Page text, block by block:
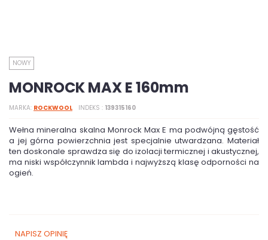
NOWY
MONROCK MAX E 160mm
MARKA ROCKWOOL INDEKS 139315160
Wełna mineralna skalna Monrock Max E ma podwójną gęstość
a jej górna powierzchnia jest specjalnie utwardzana. Materiał
ten doskonale sprawdza się do izolacji termicznej i akustycznej,
ma niski współczynnik lambda i najwyższą klasę odporności na
ogień.
NAPISZ OPINIĘ